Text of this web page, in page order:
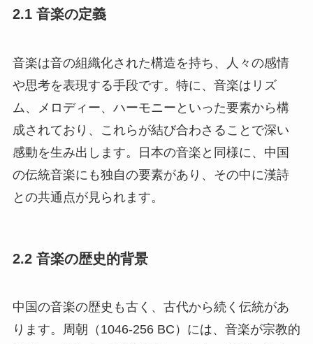
2.1 音楽の定義
音楽は音の組織化された構造を持ち、人々の感情
や思考を表現する手段です。特に、音楽はリズ
ム、メロディー、ハーモニーといった要素から構
成されており、これらが結び合わさることで深い
感動を生み出します。日本の音楽と同様に、中国
の伝統音楽にも独自の要素があり、その中に漢詩
との共通点が見られます。
2.2 音楽の歴史的背景
中国の音楽の歴史も古く、古代から続く伝統があ
ります。周朝（1046-256 BC）には、音楽が宗教的